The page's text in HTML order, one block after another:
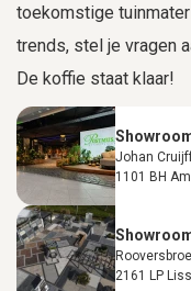
toekomstige
trends, stel je vragen
De koffie staat klaar!
Johan
1101 BH
2161 LP